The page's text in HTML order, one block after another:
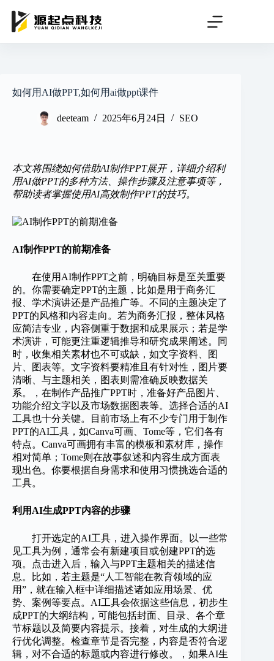
容
如何用AI做PPT,如何用ai做ppt课件
deeteam 2025年6月24日 SEO
本文将围绕如何借助AI制作PPT展开，详细介绍利
用AI做PPT的多种方法、操作步骤及注意事项等，
帮助读者掌握使用AI高效制作PPT的技巧。
AI制作PPT的前期准备
在使用AI制作PPT之前，明确目标是至关重要
的。你需要确定PPT的主题，比如是用于商务汇
报、学术演讲还是产品推广等。不同的主题决定了
PPT的风格和内容走向。若为商务汇报，整体风格
应简洁专业，内容侧重于数据和成果展示；若是学
术演讲，可能更注重逻辑推导和研究成果阐述。同
时，收集相关素材也不可或缺，如文字资料、图
片、图表等。文字资料要精准且有针对性，图片要
清晰、与主题相关，图表则需准确反映数据关
系。，在制作产品推广PPT时，准备好产品图片、
功能介绍文字以及市场数据图表等。选择合适的AI
工具也十分关键。目前市场上有不少专门用于制作
PPT的AI工具，如Canva可画、Tome等，它们各有
特点。Canva可画拥有丰富的模板和素材库，操作
相对简单；Tome则在故事叙述和内容生成方面表
现出色。你要根据自身需求和使用习惯挑选合适的
工具。
利用AI生成PPT内容的步骤
打开选定的AI工具，进入操作界面。以一些常
见工具为例，通常会有新建项目或创建PPT的选
项。点击进入后，输入与PPT主题相关的描述信
息。比如，若主题是“人工智能在教育领域的应
用”，就在输入框中详细描述诸如应用场景、优
势、案例等要点。AI工具会依据这些信息，初步生
成PPT的大纲结构，可能包括封面、目录、各个章
节标题以及简要内容提示。接着，对生成的大纲进
行优化调整。检查章节是否完整，内容是否符合逻
辑，对不合适的标题或内容进行修改。，如果AI生